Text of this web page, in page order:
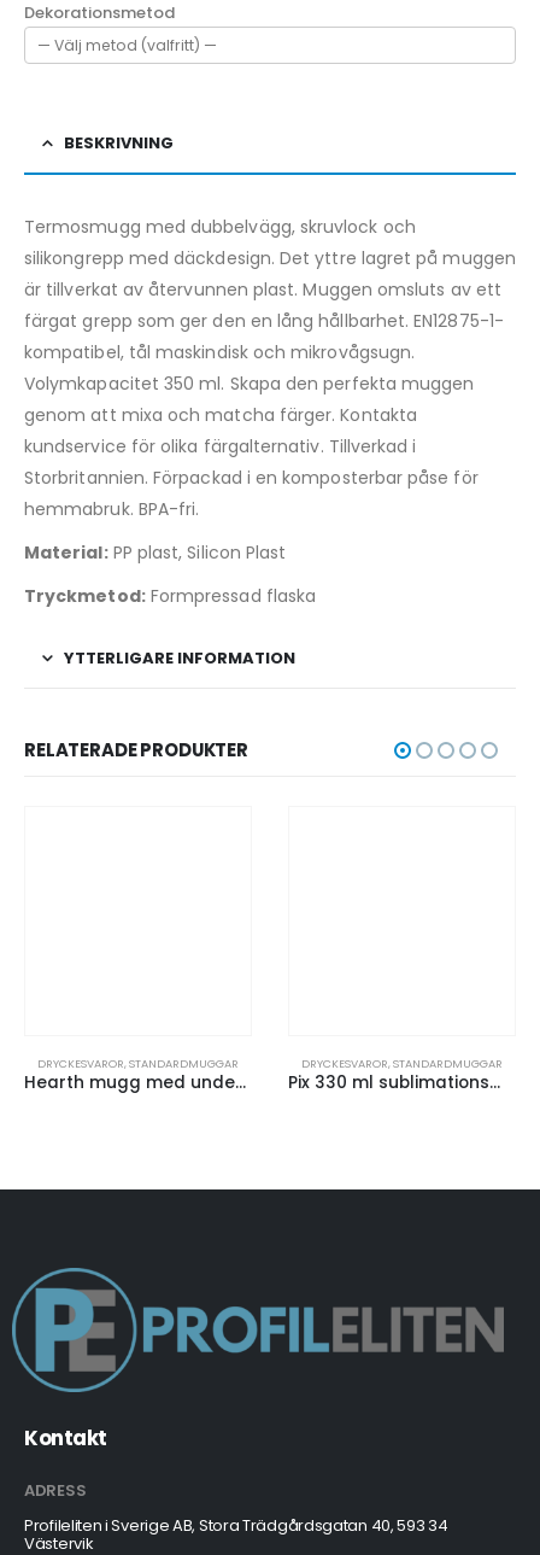
Dekorationsmetod
BESKRIVNING
Termosmugg med dubbelvägg, skruvlock och
silikongrepp med däckdesign. Det yttre lagret på muggen
är tillverkat av återvunnen plast. Muggen omsluts av ett
färgat grepp som ger den en lång hållbarhet. EN12875-1-
kompatibel, tål maskindisk och mikrovågsugn.
Volymkapacitet 350 ml. Skapa den perfekta muggen
genom att mixa och matcha färger. Kontakta
kundservice för olika färgalternativ. Tillverkad i
Storbritannien. Förpackad i en komposterbar påse för
hemmabruk. BPA-fri.
Material:PP plast, Silicon Plast
Tryckmetod:Formpressad flaska
YTTERLIGARE INFORMATION
RELATERADE PRODUKTER
DRYCKESVAROR,STANDARDMUGGAR
Hearth mugg med underlägg i trä
DRYCKESVAROR,STANDARDMUGGAR
Pix 330 ml sublimationsmugg i keramik
Kontakt
ADRESS
Profileliten i Sverige AB, Stora Trädgårdsgatan 40, 593 34
Västervik